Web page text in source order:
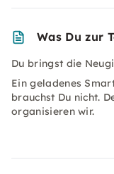
Was Du zur
Du bringst die
Ein geladenes
brauchst Du nicht.
organisieren wir.